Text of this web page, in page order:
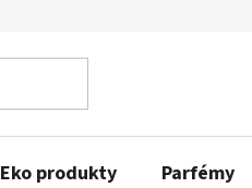
Eko produkty Parfémy